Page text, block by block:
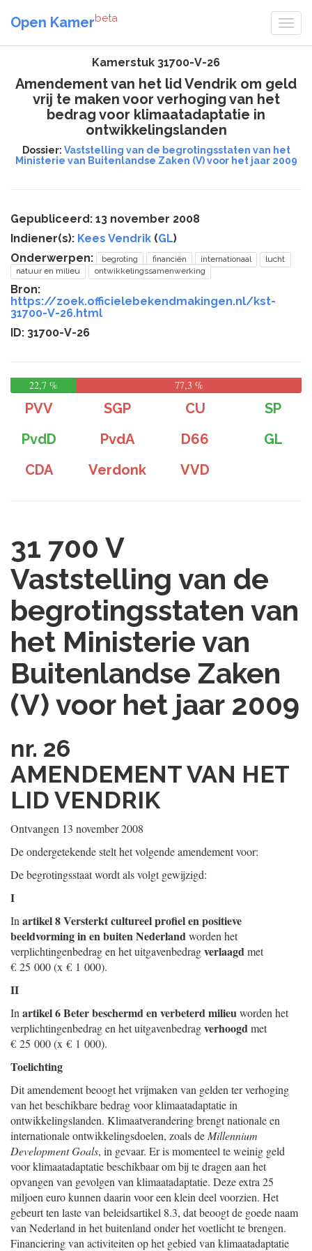
Open Kamerbeta
Kamerstuk 31700-V-26
Amendement van het lid Vendrik om geld
vrij te maken voor verhoging van het
bedrag voor klimaatadaptatie in
ontwikkelingslanden
Dossier: Vaststelling van de begrotingsstaten van het
Ministerie van Buitenlandse Zaken (V) voor het jaar 2009
Gepubliceerd: 13 november 2008
Indiener(s): Kees Vendrik (GL)
Onderwerpen:
begroting financiën internationaal
lucht
natuur en milieu
ontwikkelingssamenwerking
Bron:
https://zoek.officielebekendmakingen.nl/kst-
31700-V-26.html
ID: 31700-V-26
22,7 % 77,3 %
PVV SGP CU
SP
PvdD
PvdA D66
GL
CDA
Verdonk VVD
31 700 V
Vaststelling van de
begrotingsstaten van
het Ministerie van
Buitenlandse Zaken
(V) voor het jaar 2009
nr. 26
AMENDEMENT VAN HET
LID VENDRIK
Ontvangen 13 november 2008
De ondergetekende stelt het volgende amendement voor:
De begrotingsstaat wordt als volgt gewijzigd:
I
In artikel 8 Versterkt cultureel profiel en positieve
beeldvorming in en buiten Nederlandworden het
verplichtingenbedrag en het uitgavenbedragverlaagdmet
€ 25 000 (x € 1 000).
II
In artikel 6 Beter beschermd en verbeterd milieuworden het
verplichtingenbedrag en het uitgavenbedragverhoogdmet
€ 25 000 (x € 1 000).
Toelichting
Dit amendement beoogt het vrijmaken van gelden ter verhoging
van het beschikbare bedrag voor klimaatadaptatie in
ontwikkelingslanden. Klimaatverandering brengt nationale en
internationale ontwikkelingsdoelen, zoals de Millennium
Development Goals, in gevaar. Er is momenteel te weinig geld
voor klimaatadaptatie beschikbaar om bij te dragen aan het
opvangen van gevolgen van klimaatadaptatie. Deze extra 25
miljoen euro kunnen daarin voor een klein deel voorzien. Het
gebeurt ten laste van beleidsartikel 8.3, dat beoogt de goede naam
van Nederland in het buitenland onder het voetlicht te brengen.
Financiering van activiteiten op het gebied van klimaatadaptatie